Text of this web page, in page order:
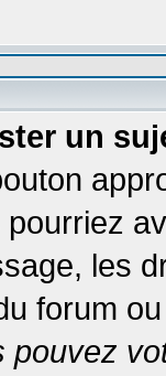
un
les
forum
pouvez